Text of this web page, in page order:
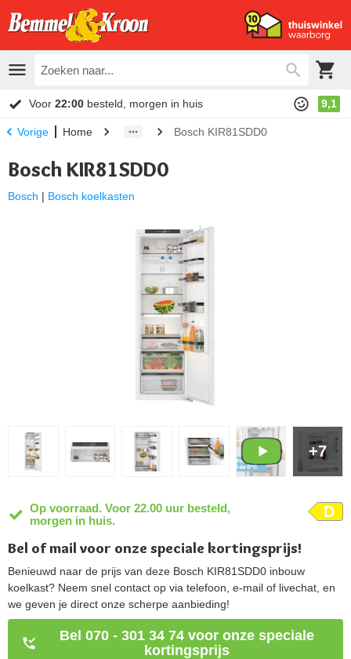
Voor 22:00 besteld, morgen in huis 9,1
Vorige Home Bosch KIR81SDD0
Bosch KIR81SDD0
Bosch | Bosch koelkasten
+7
Op voorraad. Voor 22.00 uur besteld,
morgen in huis.
D
Bel of mail voor onze speciale kortingsprijs!
Benieuwd naar de prijs van deze Bosch KIR81SDD0 inbouw
koelkast? Neem snel contact op via telefoon, e-mail of livechat, en
we geven je direct onze scherpe aanbieding!
Bel 070 - 301 34 74 voor onze speciale
kortingsprijs